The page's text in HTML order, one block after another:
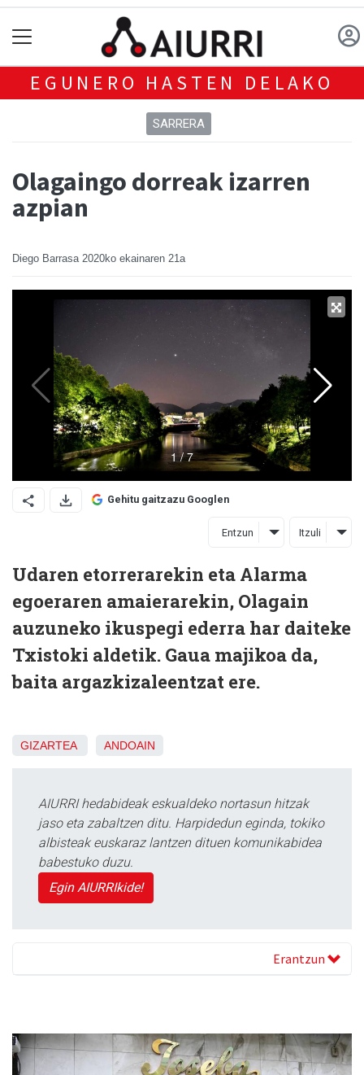
EGUNERO HASTEN DELAKO
SARRERA
Olagaingo dorreak izarren
azpian
Diego Barrasa 2020ko ekainaren 21a
Gehitu gaitzazu Googlen
Entzun Itzuli
Udaren etorrerarekin eta Alarma
egoeraren amaierarekin, Olagain
auzuneko ikuspegi ederra har daiteke
Txistoki aldetik. Gaua majikoa da,
baita argazkizaleentzat ere.
GIZARTEA ANDOAIN
AIURRI hedabideak eskualdeko nortasun hitzak
jaso eta zabaltzen ditu. Harpidedun eginda, tokiko
albisteak euskaraz lantzen dituen komunikabidea
babestuko duzu.
Egin AIURRIkide!
Erantzun